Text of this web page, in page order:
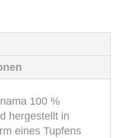
100 %
hergestellt in
eines Tupfens